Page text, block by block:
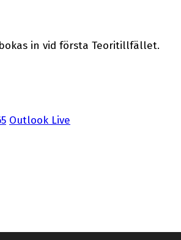
in vid första Teoritillfället.
Outlook Live